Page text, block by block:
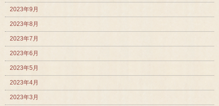
2023年9月
2023年8月
2023年7月
2023年6月
2023年5月
2023年4月
2023年3月